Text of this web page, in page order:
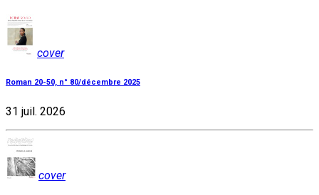
cover
Roman 20-50, n° 80/décembre 2025
31 juil. 2026
cover